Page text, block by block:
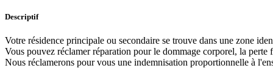
Descriptif
Votre résidence principale ou secondaire se trouve dans une zone
Vous pouvez réclamer réparation pour le dommage corporel, la
Nous réclamerons pour vous une indemnisation proportionnelle à